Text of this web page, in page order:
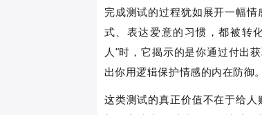
完成测试的过程犹如展开一幅
式、表达爱意的习惯，都被转
人"时，它揭示的是你通过付出
出你用逻辑保护情感的内在防御。
这类测试的真正价值不在于给